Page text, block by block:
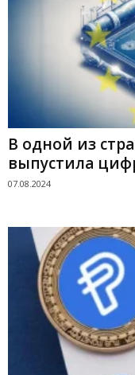
В одной из
выпустила
07.08.2024